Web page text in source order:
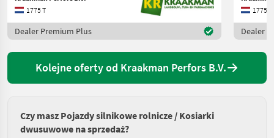
1775 T
Dealer Premium Plus
1775 T
Dealer
Kolejne oferty od Kraakman Perfors B.V.
Czy masz Pojazdy silnikowe rolnicze / Kosiarki
dwusuwowe na sprzedaż?